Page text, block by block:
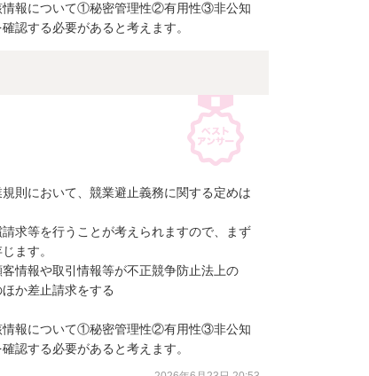
情報について①秘密管理性②有用性③非公知
認する必要があると考えます。
則において、競業避止義務に関する定めは
求等を行うことが考えられますので、まず
ます。
情報や取引情報等が不正競争防止法上の
か差止請求をする
情報について①秘密管理性②有用性③非公知
認する必要があると考えます。